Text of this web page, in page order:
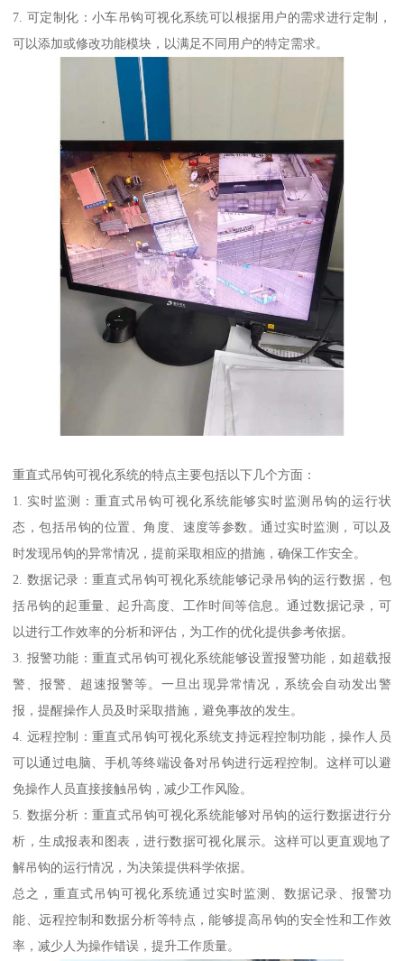
7. 可定制化：小车吊钩可视化系统可以根据用户的需求进行定制，
可以添加或修改功能模块，以满足不同用户的特定需求。
重直式吊钩可视化系统的特点主要包括以下几个方面：
1. 实时监测：重直式吊钩可视化系统能够实时监测吊钩的运行状
态，包括吊钩的位置、角度、速度等参数。通过实时监测，可以及
时发现吊钩的异常情况，提前采取相应的措施，确保工作安全。
2. 数据记录：重直式吊钩可视化系统能够记录吊钩的运行数据，包
括吊钩的起重量、起升高度、工作时间等信息。通过数据记录，可
以进行工作效率的分析和评估，为工作的优化提供参考依据。
3. 报警功能：重直式吊钩可视化系统能够设置报警功能，如超载报
警、报警、超速报警等。一旦出现异常情况，系统会自动发出警
报，提醒操作人员及时采取措施，避免事故的发生。
4. 远程控制：重直式吊钩可视化系统支持远程控制功能，操作人员
可以通过电脑、手机等终端设备对吊钩进行远程控制。这样可以避
免操作人员直接接触吊钩，减少工作风险。
5. 数据分析：重直式吊钩可视化系统能够对吊钩的运行数据进行分
析，生成报表和图表，进行数据可视化展示。这样可以更直观地了
解吊钩的运行情况，为决策提供科学依据。
总之，重直式吊钩可视化系统通过实时监测、数据记录、报警功
能、远程控制和数据分析等特点，能够提高吊钩的安全性和工作效
率，减少人为操作错误，提升工作质量。